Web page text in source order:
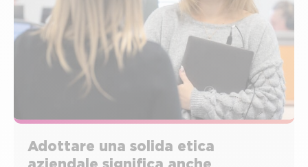
Adottare una solida etica